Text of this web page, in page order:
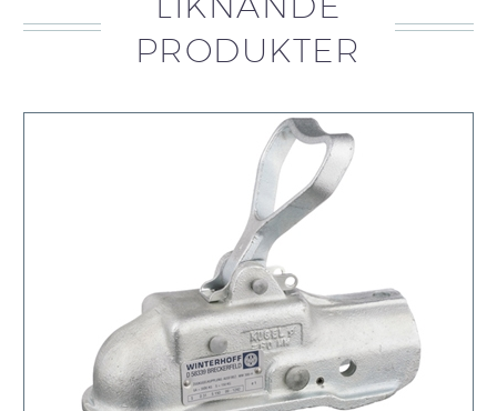
PRODUKTER